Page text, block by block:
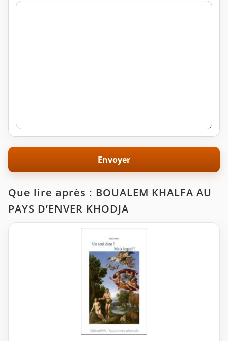
Que lire après : BOUALEM KHALFA AU
PAYS D’ENVER KHODJA